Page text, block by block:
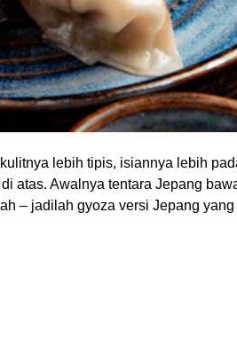
lebih tipis, isiannya lebih
atas. Awalnya tentara Jepang
– jadilah gyoza versi Jepang